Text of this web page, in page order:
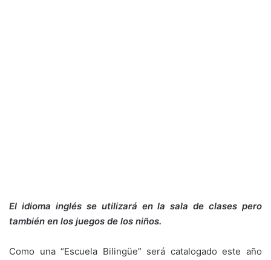
El idioma inglés se utilizará en la sala de clases pero
también en los juegos de los niños.
Como una “Escuela Bilingüe” será catalogado este año